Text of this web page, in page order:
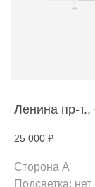
Ленина пр-т.,
25 000 ₽
Сторона A
Подсветка: нет